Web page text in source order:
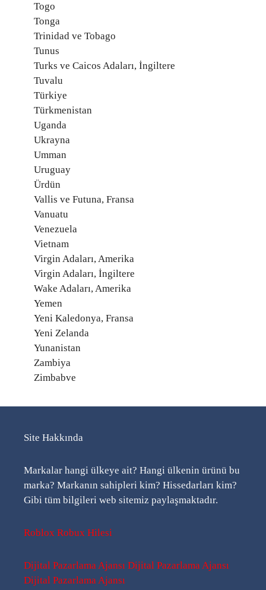
Togo
Tonga
Trinidad ve Tobago
Tunus
Turks ve Caicos Adaları, İngiltere
Tuvalu
Türkiye
Türkmenistan
Uganda
Ukrayna
Umman
Uruguay
Ürdün
Vallis ve Futuna, Fransa
Vanuatu
Venezuela
Vietnam
Virgin Adaları, Amerika
Virgin Adaları, İngiltere
Wake Adaları, Amerika
Yemen
Yeni Kaledonya, Fransa
Yeni Zelanda
Yunanistan
Zambiya
Zimbabve
Site Hakkında
Markalar hangi ülkeye ait? Hangi ülkenin ürünü bu
marka? Markanın sahipleri kim? Hissedarları kim?
Gibi tüm bilgileri web sitemiz paylaşmaktadır.
Roblox Robux Hilesi
Dijital Pazarlama Ajansı Dijital Pazarlama Ajansı
Dijital Pazarlama Ajansı